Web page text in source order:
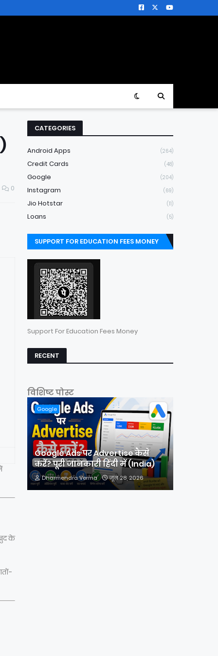
0
के
CATEGORIES
Android Apps (264)
Credit Cards (48)
Google (204)
Instagram (69)
Jio Hotstar (11)
Loans (5)
SUPPORT FOR EDUCATION FEES MONEY
Support For Education Fees Money
RECENT
विशिष्ट पोस्ट
Google
Google Ads पर Advertise कैसे
करें? पूरी जानकारी हिंदी में (India)
Dharmendra Verma जून 28, 2026